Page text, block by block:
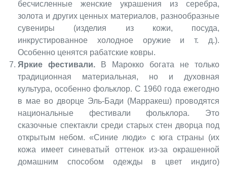
бесчисленные женские украшения из серебра,
золота и других ценных материалов, разнообразные
сувениры (изделия из кожи, посуда,
инкрустированное холодное оружие и т. д.).
Особенно ценятся рабатские ковры.
Яркие фестивали. В Марокко богата не только
традиционная материальная, но и духовная
культура, особенно фольклор. С 1960 года ежегодно
в мае во дворце Эль-Бади (Марракеш) проводятся
национальные фестивали фольклора. Это
сказочные спектакли среди старых стен дворца под
открытым небом. «Синие люди» с юга страны (их
кожа имеет синеватый оттенок из-за окрашенной
домашним способом одежды в цвет индиго)